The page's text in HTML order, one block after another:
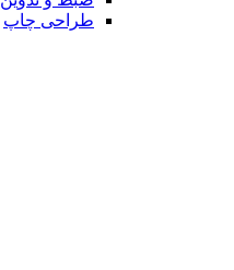
طراحی چاپ